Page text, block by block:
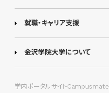
就職・キャリア支援
金沢学院大学について
学内ポータルサイトCampusmate